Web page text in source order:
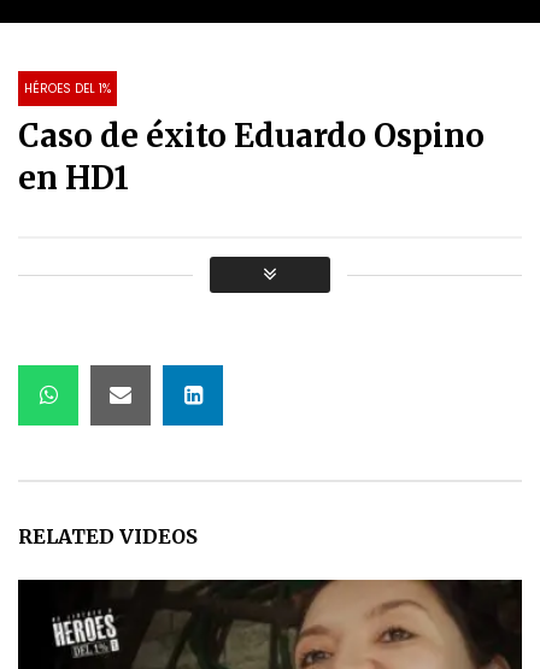
Watch Later
00:53
MARCA PERSONAL. Resultados de
HÉROES DEL 1%
Caso de éxito Eduardo Ospino
en HD1
RELATED VIDEOS